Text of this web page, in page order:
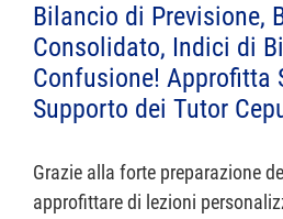
Bilancio di Previsione,
Consolidato, Indici di
Confusione! Approfitta
Supporto dei Tutor
Grazie alla forte preparazione
approfittare di lezioni